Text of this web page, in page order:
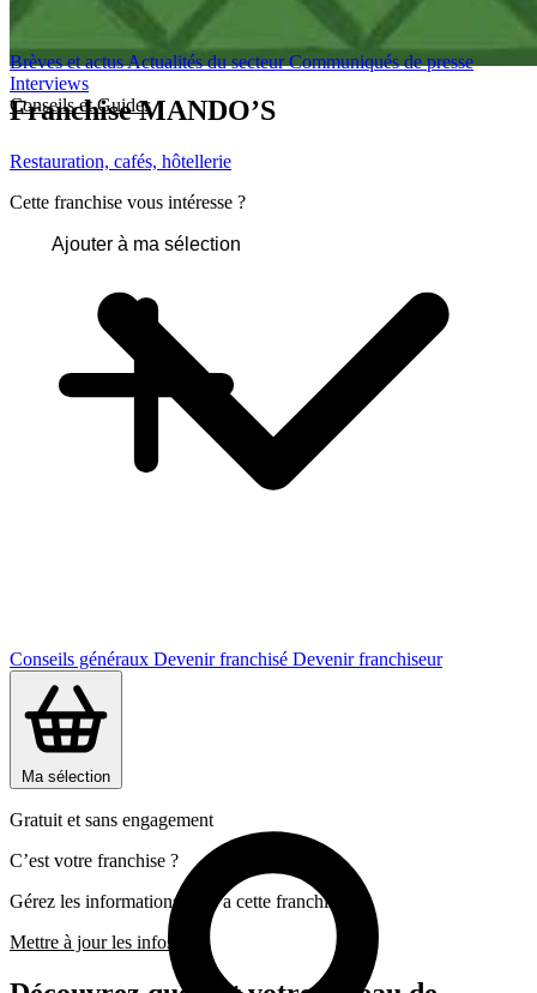
Brèves et actusActualités du secteurCommuniqués de presse
Interviews
Conseils et Guides
Conseils généraux Devenir franchisé Devenir franchiseur
Ma sélection
Franchise MANDO’S
Restauration, cafés, hôtellerie
Cette franchise vous intéresse ?
Ajouter à ma sélection
Gratuit et sans engagement
C’est votre franchise ?
Gérez les informations liées a cette franchise
Mettre à jour les infos